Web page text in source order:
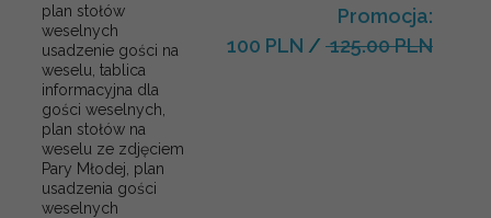
plan stołów
weselnych
usadzenie gości na
weselu, tablica
informacyjna dla
gości weselnych,
plan stołów na
weselu ze zdjęciem
Pary Młodej, plan
usadzenia gości
weselnych
Promocja:
100 PLN / 125.00 PLN